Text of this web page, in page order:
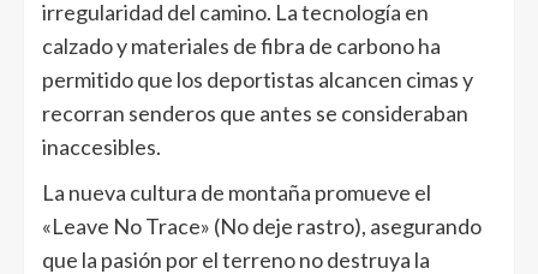
irregularidad del camino. La tecnología en
calzado y materiales de fibra de carbono ha
permitido que los deportistas alcancen cimas y
recorran senderos que antes se consideraban
inaccesibles.
La nueva cultura de montaña promueve el
«Leave No Trace» (No deje rastro), asegurando
que la pasión por el terreno no destruya la